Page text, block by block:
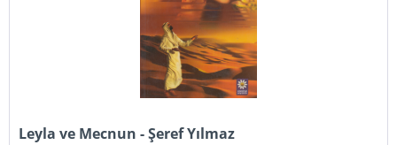
Leyla ve Mecnun - Şeref Yılmaz